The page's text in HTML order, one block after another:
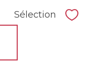
Sélection